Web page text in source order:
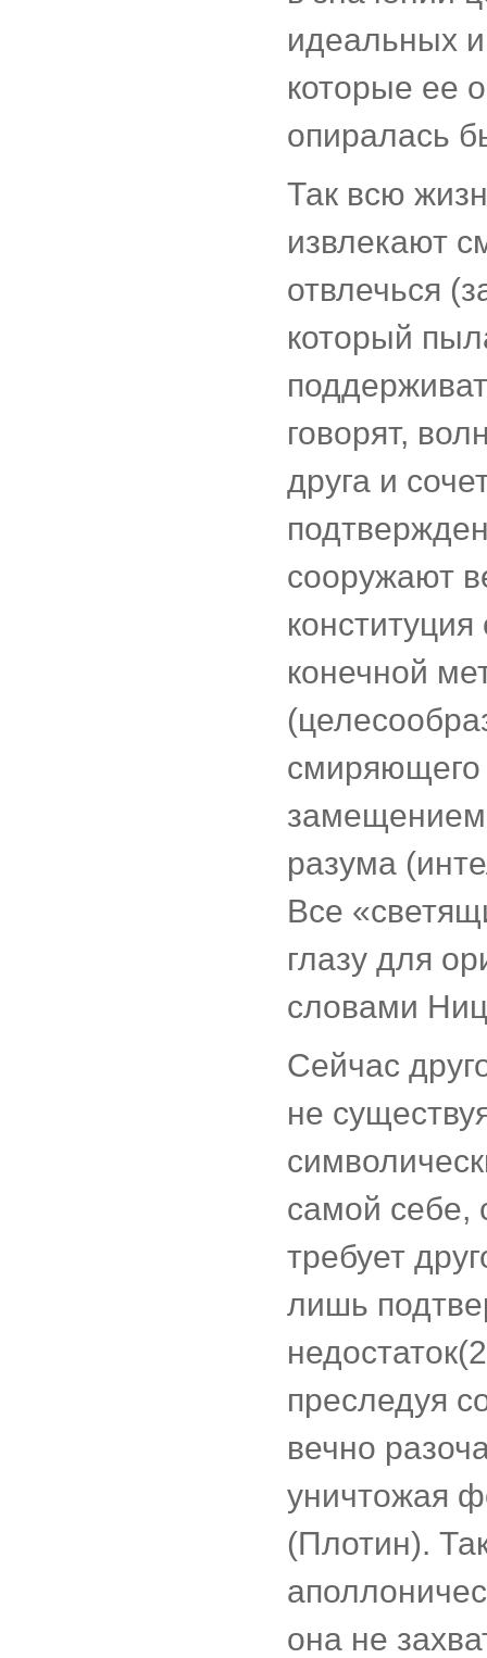
идеальных
которые ее
опиралась
Так всю
извлекают
отвлечься
который
говорят,
друга и
сооружают
конечной
смиряющего
замещением
разума
Все
глазу для
словами
Сейчас
не
самой себе,
требует
лишь
преследуя
вечно
уничтожая
(Плотин).
она не